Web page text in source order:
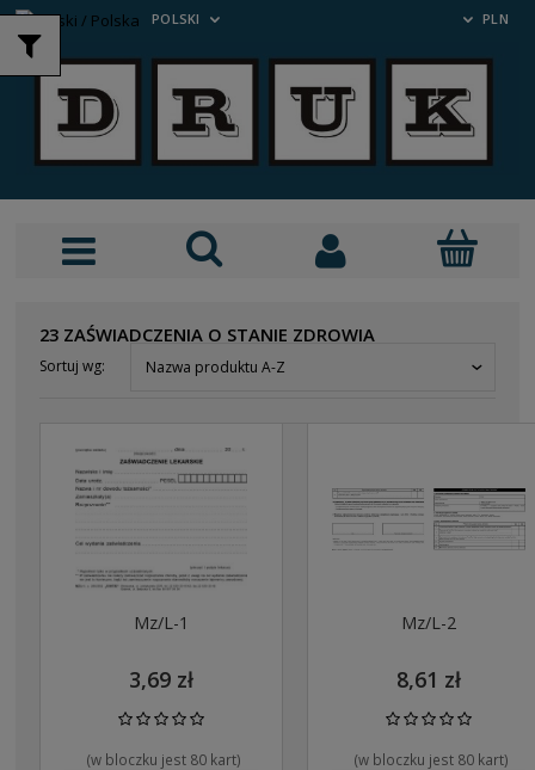
POLSKI PLN
23 ZAŚWIADCZENIA O STANIE ZDROWIA
Sortuj wg: Nazwa produktu A-Z
Mz/L-1
3,69 zł
(w bloczku jest 80 kart)
Mz/L-2
8,61 zł
(w bloczku jest 80 kart)